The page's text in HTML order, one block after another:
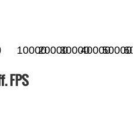
1000020000300004000050000
FPS